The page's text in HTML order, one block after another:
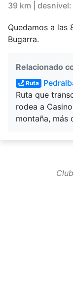
39 km |
Quedamos a las
Bugarra.
Relacionado
Ruta
Ruta que
rodea a
montaña, más